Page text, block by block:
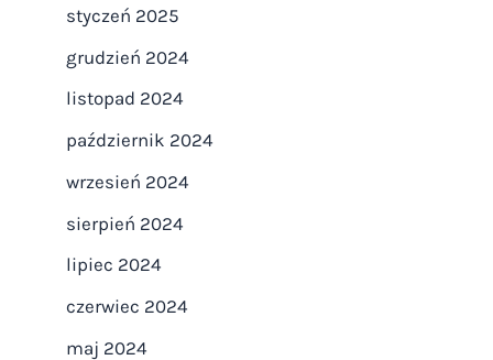
styczeń 2025
grudzień 2024
listopad 2024
październik 2024
wrzesień 2024
sierpień 2024
lipiec 2024
czerwiec 2024
maj 2024